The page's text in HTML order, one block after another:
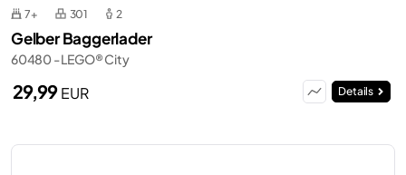
7+ 301 2
Gelber Baggerlader
60480 - LEGO® City
29,99EUR Details